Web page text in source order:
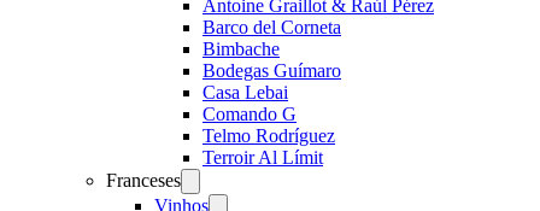
Antoine Graillot & Raúl Pérez
Barco del Corneta
Bimbache
Bodegas Guímaro
Casa Lebai
Comando G
Telmo Rodríguez
Terroir Al Límit
Franceses
menu
Vinhos